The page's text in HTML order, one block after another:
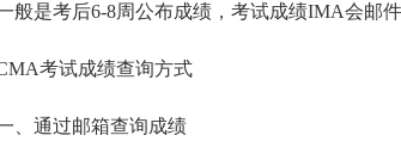
般是考后6-8周公布成绩，考试成绩IMA会邮
考试成绩查询方式
、通过邮箱查询成绩